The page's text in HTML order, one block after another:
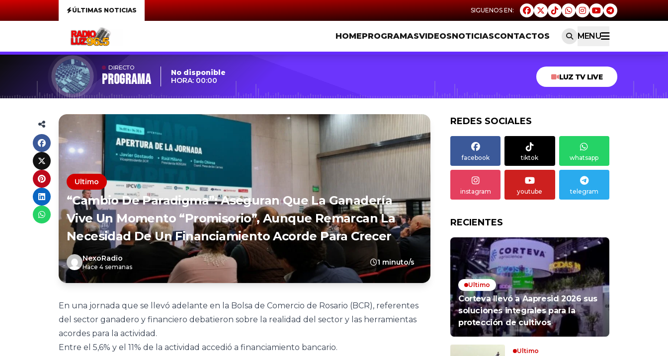
ÚLTIMAS NOTICIAS
HOMEPROGRAMASVIDEOSNOTICIASCONTACTOS MENU
DIRECTO
Programa
No disponible
HORA: 00:00
LUZ TV LIVE
Ultimo
“Cambio De Paradigma”: Aseguran Que La Ganadería
Vive Un Momento “promisorio”, Aunque Remarcan La
Necesidad De Un Financiamiento Acorde Para Crecer
NexoRadio
Hace 4 semanas
1 minuto/s
En una jornada que se llevó adelante en la Bolsa de Comercio de Rosario (BCR), referentes
del sector ganadero y financiero debatieron sobre la realidad del sector y las herramientas
acordes para la actividad.
Entre el 5,6% y el 11% de la actividad accedió a financiamiento bancario.
REDES SOCIALES
facebook tiktok whatsapp
instagram youtube telegram
RECIENTES
Ultimo
Corteva llevó a Aapresid 2026 sus
soluciones integrales para la
protección de cultivos
Ultimo